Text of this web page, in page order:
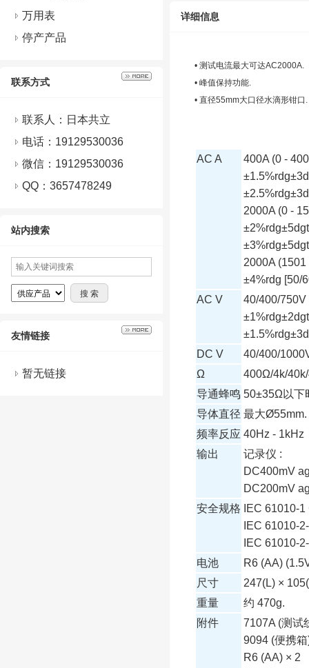
万用表
停产产品
联系方式
联系人：日本共立
电话：19129530036
微信： 19129530036
QQ： 3657478249
站内搜索
友情链接
暂无链接
详细信息
• 测试电流最大可达AC2000A.
• 峰值保持功能.
• 直径55mm大口径水滴形钳口.
AC A
400A (0 -
2000A (0 -
2000A
±4%rdg [50/
AC V
40/400/750V
DC V
40/400/
Ω
400Ω/4k/
导通蜂鸣 50±35Ω 以下
导体直径 最大Ø55mm.
频率反应 40Hz - 1kHz
输出
记录仪 :
DC400mV
DC200mV
安全规格
IEC 61010-
IEC 61010-
IEC 61010-
电池
R6 (AA)
尺寸
247(L) ×
重量
约 470g.
附件
7107A (测试
9094 (便携
R6 (AA) × 2